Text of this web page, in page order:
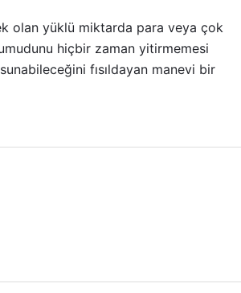
olan yüklü miktarda para veya çok
hiçbir zaman yitirmemesi
fısıldayan manevi bir